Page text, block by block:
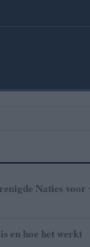
Naties
en hoe het werkt